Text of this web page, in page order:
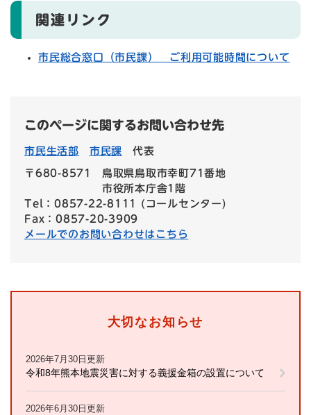
関連リンク
市民総合窓口（市民課） ご利用可能時間について
このページに関するお問い合わせ先
市民生活部 市民課 代表
〒680-8571
鳥取県鳥取市幸町71番地
市役所本庁舎1階
Tel：0857-22-8111 (コールセンター)
Fax：0857-20-3909
メールでのお問い合わせはこちら
大切なお知らせ
2026年7月30日更新
令和8年熊本地震災害に対する義援金箱の設置について
2026年6月30日更新